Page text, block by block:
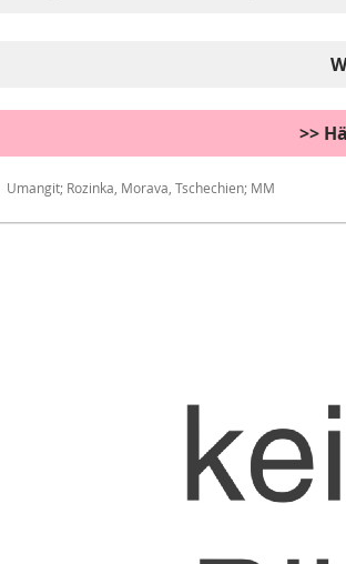
>>
Umangit; Rozinka, Morava, Tschechien; MM